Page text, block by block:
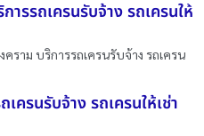
รรถเครนรับจ้าง รถเครนให้
ราม บริการรถเครนรับจ้าง รถเครน
ครนรับจ้าง รถเครนให้เช่า